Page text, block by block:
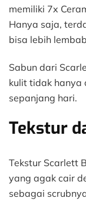
memiliki 7x
Hanya saja,
bisa lebih
Sabun dari
kulit tidak hanya
sepanjang hari.
Tekstur
Tekstur Scarlett
yang agak cair
sebagai